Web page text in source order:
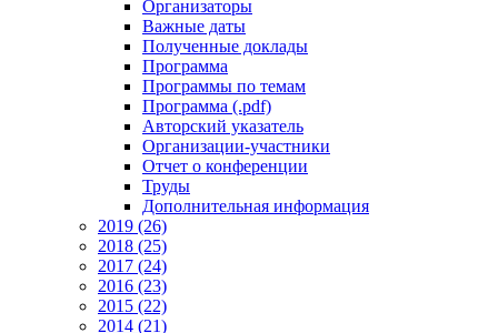
Организаторы
Важные даты
Полученные доклады
Программа
Программы по темам
Программа (.pdf)
Авторский указатель
Организации-участники
Отчет о конференции
Труды
Дополнительная информация
2019 (26)
2018 (25)
2017 (24)
2016 (23)
2015 (22)
2014 (21)